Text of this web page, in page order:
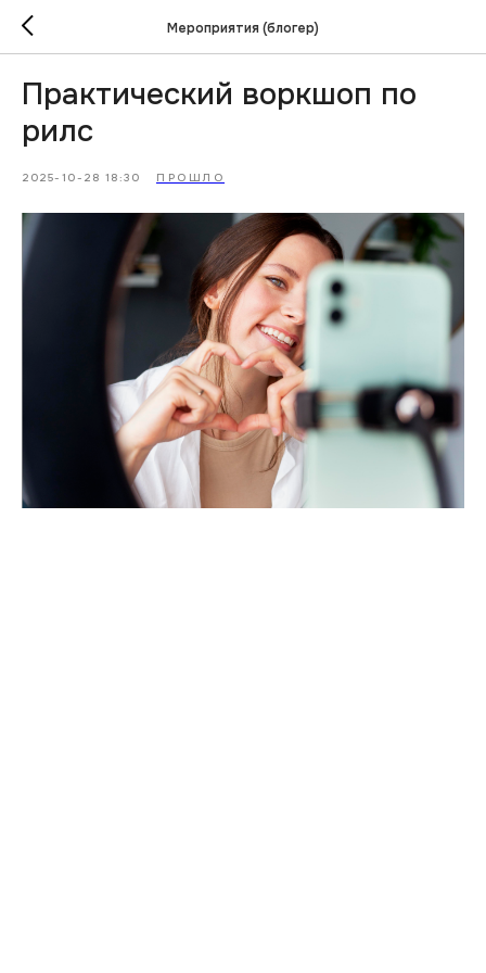
Мероприятия (блогер)
Практический воркшоп по
рилс
2025-10-28 18:30 ПРОШЛО